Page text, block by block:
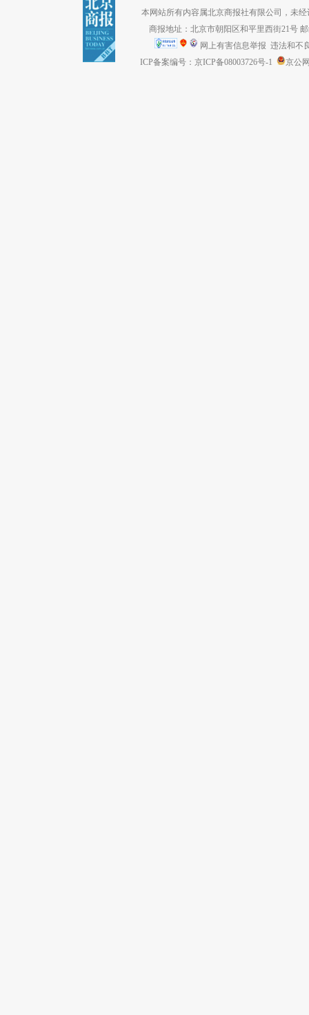
本网站所有内容属北京商报社有限公司，未经
商报地址：北京市朝阳区和平里西街21号
网上有害信息举报 违法和不
ICP备案编号：京ICP备08003726号-1
京公